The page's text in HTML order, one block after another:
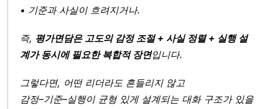
• 기준과 사실이 흐려지거나.
즉, 평가면담은 고도의 감정 조절 + 사실 정렬 + 실행 설
계가 동시에 필요한 복합적 장면입니다.
그렇다면, 어떤 리더라도 흔들리지 않고
감정–기준–실행이 균형 있게 설계되는 대화 구조가 있을